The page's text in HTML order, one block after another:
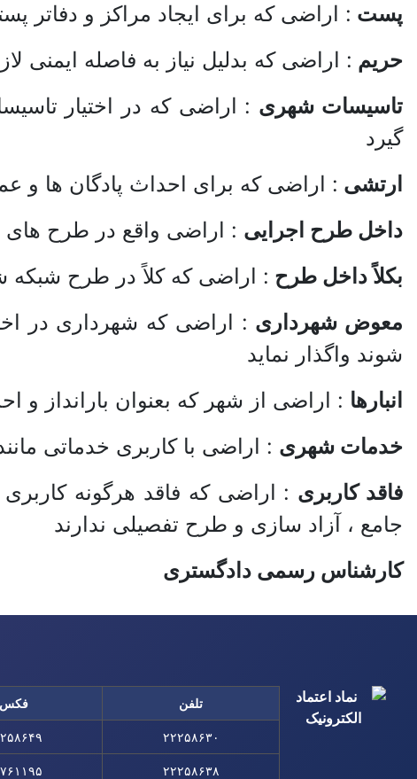
پست : اراضی که برای ایجاد مراکز و دفاتر
حریم : اراضی که بدلیل نیاز به فاصله
تاسیسات شهری : اراضی که در اختیار
گیرد
ارتشی : اراضی که برای احداث پادگان ها و
داخل طرح اجرایی : اراضی واقع در طرح های
بکلاً داخل طرح : اراضی که کلاً‌ در طرح
معوض شهرداری : اراضی که شهرداری در
شوند واگذار نماید
انبارها : اراضی از شهر که بعنوان بارانداز و
خدمات شهری : اراضی با کاربری خدماتی
فاقد کاربری : اراضی که فاقد هرگونه
جامع ، آزاد سازی و طرح تفصیلی ندارند
کارشناس رسمی دادگستری
تلفن فکس
۲۲۲۵۸۶۳۰
۲۲۲۵۸۶۳۸